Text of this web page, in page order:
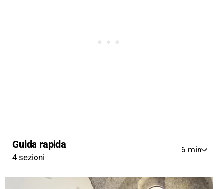
Guida rapida
4 sezioni
6 min